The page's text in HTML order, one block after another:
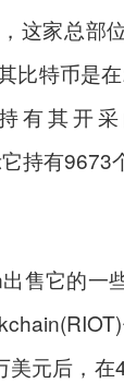
这家总部
比特币是
有其开
持有9673
售它的一
美元后，